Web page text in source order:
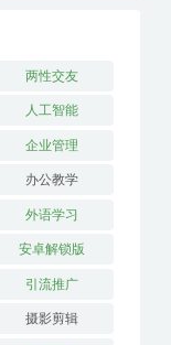
两性交友
人工智能
企业管理
办公教学
外语学习
安卓解锁版
引流推广
摄影剪辑